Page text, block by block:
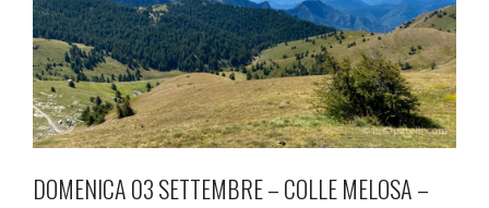
DOMENICA 03 SETTEMBRE – COLLE MELOSA –